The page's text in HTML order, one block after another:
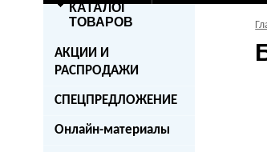
КАТАЛОГ
ТОВАРОВ
АКЦИИ И
РАСПРОДАЖИ
СПЕЦПРЕДЛОЖЕНИЕ
Онлайн-материалы